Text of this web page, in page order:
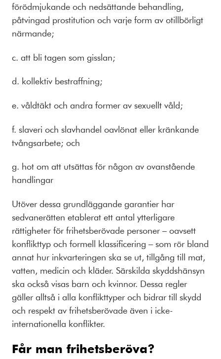
förödmjukande och nedsättande behandling,
påtvingad prostitution och varje form av otillbörligt
närmande;
c. att bli tagen som gisslan;
d. kollektiv bestraffning;
e. våldtäkt och andra former av sexuellt våld;
f. slaveri och slavhandel oavlönat eller kränkande
tvångsarbete; och
g. hot om att utsättas för någon av ovanstående
handlingar
Utöver dessa grundläggande garantier har
sedvanerätten etablerat ett antal ytterligare
rättigheter för frihetsberövade personer – oavsett
konflikttyp och formell klassificering – som rör bland
annat hur inkvarteringen ska se ut, tillgång till mat,
vatten, medicin och kläder. Särskilda skyddshänsyn
ska också visas barn och kvinnor. Dessa regler
gäller alltså i alla konflikttyper och bidrar till skydd
och respekt av frihetsberövade även i icke-
internationella konflikter.
Får man frihetsberöva?